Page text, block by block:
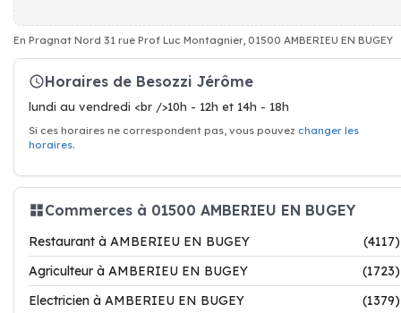
En Pragnat Nord 31 rue Prof Luc Montagnier, 01500 AMBERIEU EN BUGEY
Horaires de Besozzi Jérôme
lundi au vendredi <br />10h - 12h et 14h - 18h
Si ces horaires ne correspondent pas, vous pouvez changer les
horaires.
Commerces à 01500 AMBERIEU EN BUGEY
Restaurant à AMBERIEU EN BUGEY
(4117)
Agriculteur à AMBERIEU EN BUGEY
(1723)
Electricien à AMBERIEU EN BUGEY
(1379)